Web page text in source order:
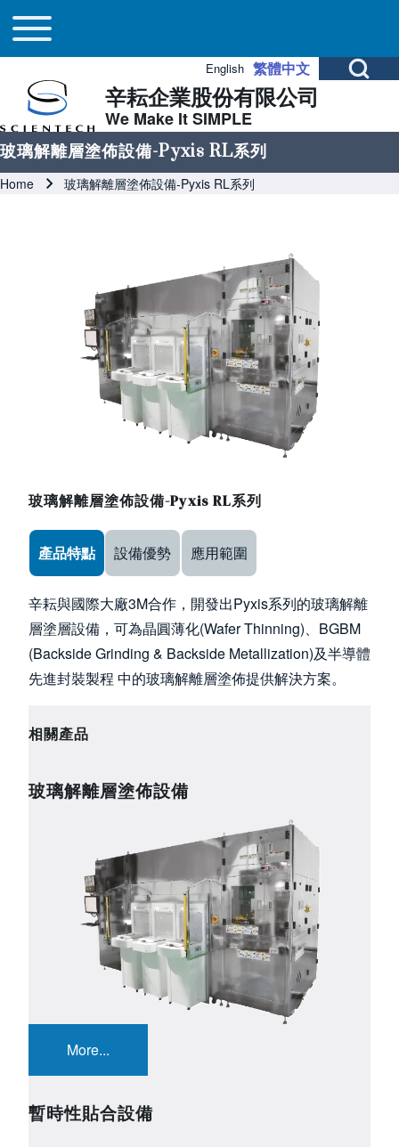
Skip to header
Skip to main navigation
Skip to main content
Close search
Search
Main navigation
Toggle main menu
Open Search
English 繁體中文
辛耘企業股份有限公司
We Make It SIMPLE
玻璃解離層塗佈設備-Pyxis RL系列
Breadcrumb
Home 玻璃解離層塗佈設備-Pyxis RL系列
玻璃解離層塗佈設備-Pyxis RL系列
Use the arrow keys to navigate between tabs
產品特點 設備優勢 應用範圍
辛耘與國際大廠3M合作，開發出Pyxis系列的玻璃解離
層塗層設備，可為晶圓薄化(Wafer Thinning)、BGBM
(Backside Grinding & Backside Metallization)及半導體
先進封裝製程 中的玻璃解離層塗佈提供解決方案。
相關產品
玻璃解離層塗佈設備
More...
暫時性貼合設備